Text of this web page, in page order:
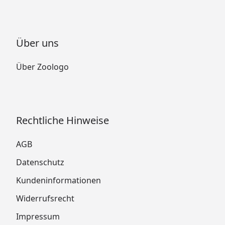
Über uns
Über Zoologo
Rechtliche Hinweise
AGB
Datenschutz
Kundeninformationen
Widerrufsrecht
Impressum